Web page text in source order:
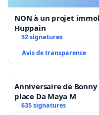
NON à un projet
Huppain
52 signatures
Avis de transparence
Anniversaire de
place Da Maya M
635 signatures